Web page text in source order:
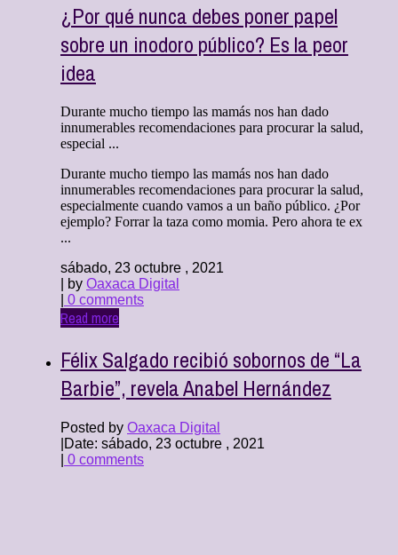
¿Por qué nunca debes poner papel
sobre un inodoro público? Es la peor
idea
Durante mucho tiempo las mamás nos han dado
innumerables recomendaciones para procurar la salud,
especial ...
Durante mucho tiempo las mamás nos han dado
innumerables recomendaciones para procurar la salud,
especialmente cuando vamos a un baño público. ¿Por
ejemplo? Forrar la taza como momia. Pero ahora te ex
...
sábado, 23 octubre , 2021
| by Oaxaca Digital
0 comments
Read more
Félix Salgado recibió sobornos de “La
Barbie”, revela Anabel Hernández
Posted by Oaxaca Digital
Date: sábado, 23 octubre , 2021
0 comments